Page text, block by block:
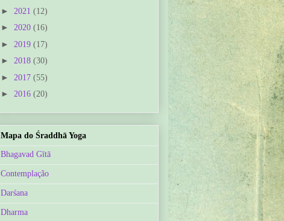
► 2021 (12)
► 2020 (16)
► 2019 (17)
► 2018 (30)
► 2017 (55)
► 2016 (20)
Mapa do Śraddhā Yoga
Bhagavad Gītā
Contemplação
Darśana
Dharma